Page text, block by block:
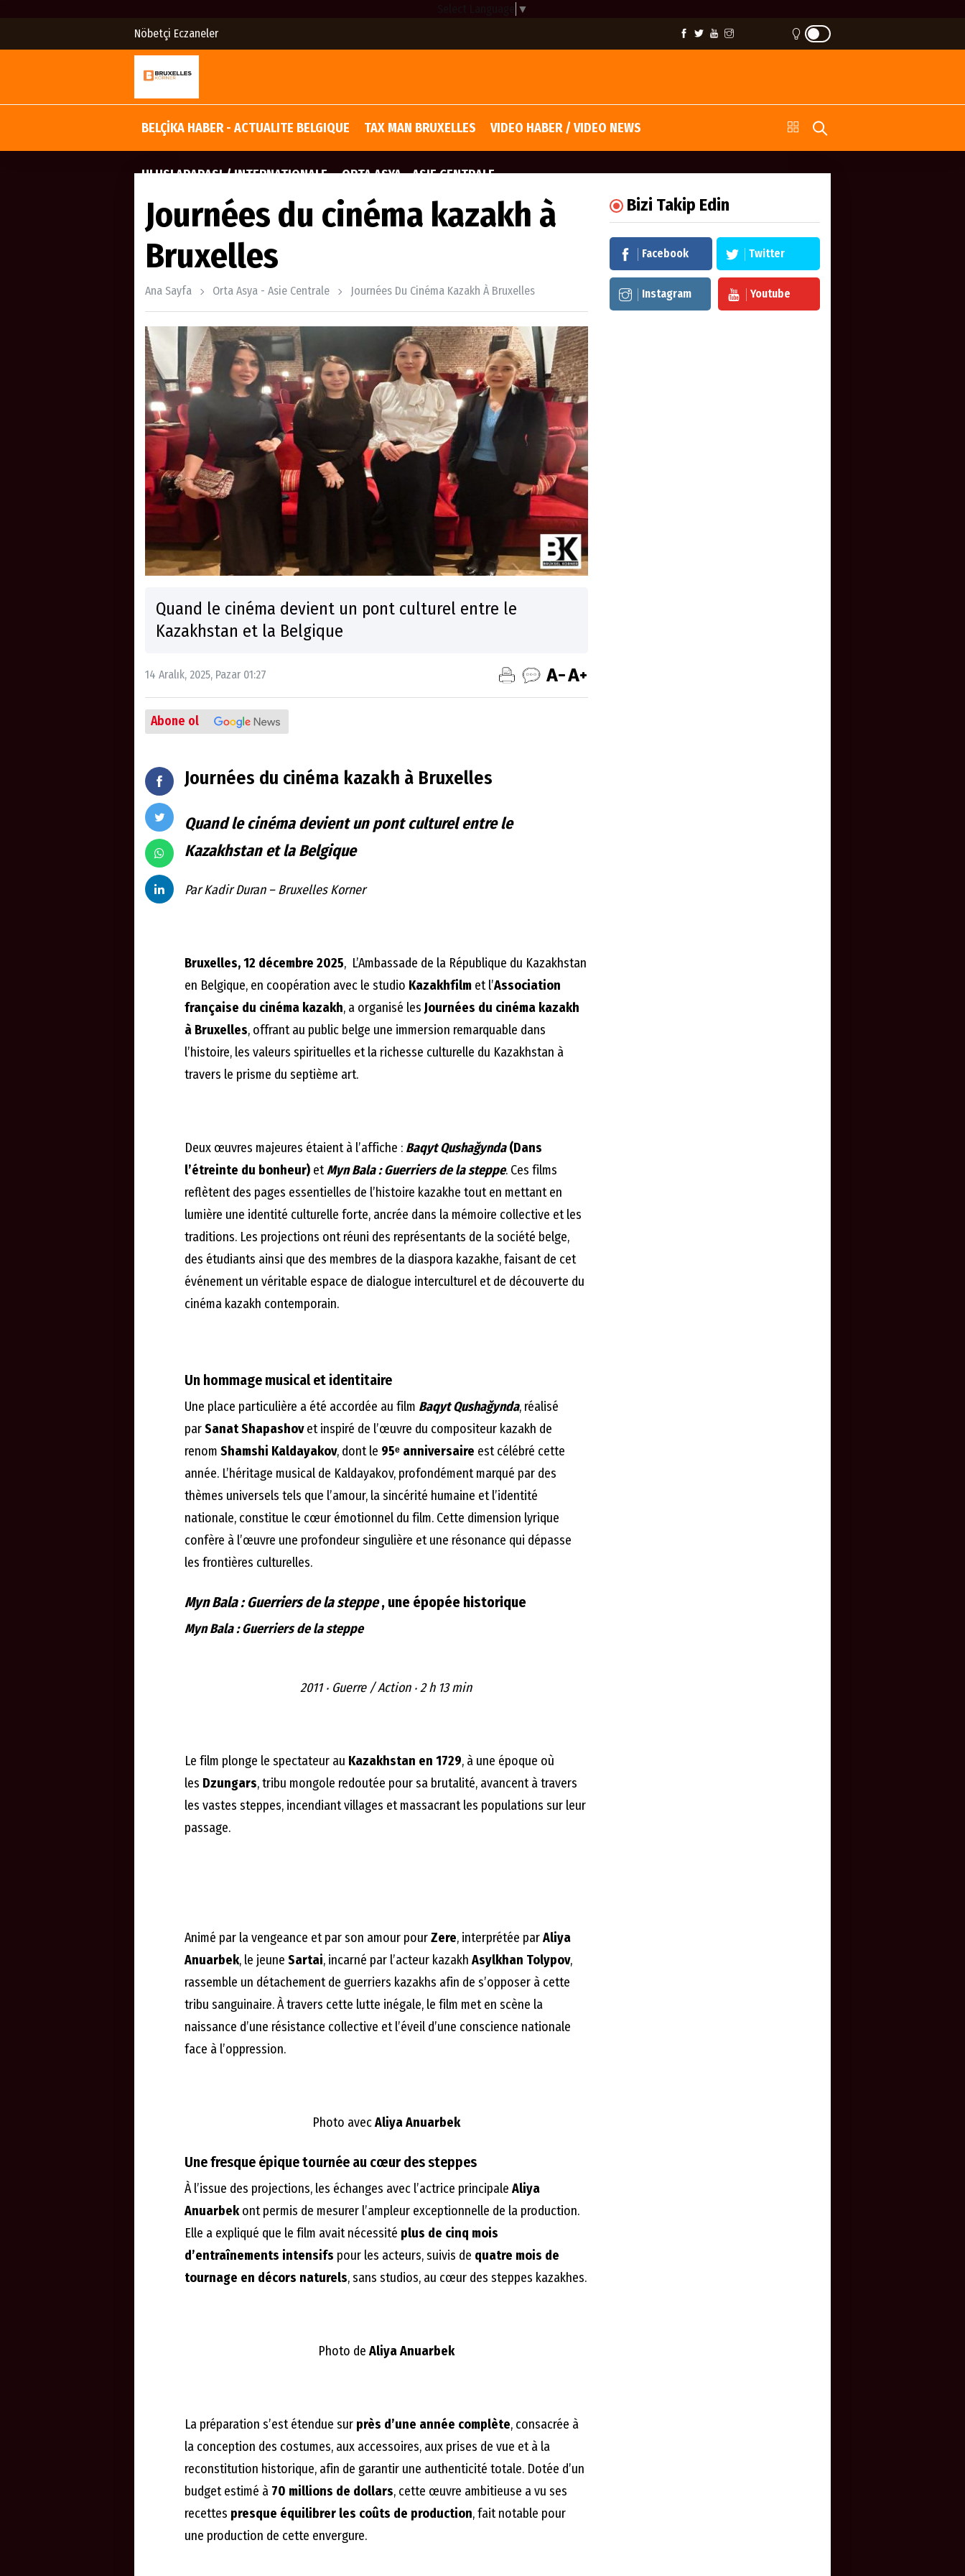
▼
Nöbetçi Eczaneler
BELÇİKA HABER - ACTUALITE BELGIQUE TAX MAN BRUXELLES VIDEO HABER / VIDEO NEWS
ULUSLARARASI / INTERNATIONALE ORTA ASYA - ASIE CENTRALE
Journées du cinéma kazakh à
Bruxelles
Ana Sayfa Orta Asya - Asie Centrale Journées Du Cinéma Kazakh À Bruxelles
Quand le cinéma devient un pont culturel entre le
Kazakhstan et la Belgique
14 Aralık, 2025, Pazar 01:27
Abone ol
Journées du cinéma kazakh à Bruxelles
Quand le cinéma devient un pont culturel entre le
Kazakhstan et la Belgique
Par Kadir Duran – Bruxelles Korner
Bruxelles, 12 décembre 2025, L’Ambassade de la République du Kazakhstan
en Belgique, en coopération avec le studio Kazakhfilm et l’Association
française du cinéma kazakh, a organisé les Journées du cinéma kazakh
à Bruxelles, offrant au public belge une immersion remarquable dans
l’histoire, les valeurs spirituelles et la richesse culturelle du Kazakhstan à
travers le prisme du septième art.
Deux œuvres majeures étaient à l’affiche : Baqyt Qushağynda(Dans
l’étreinte du bonheur) etMyn Bala : Guerriers de la steppe. Ces films
reflètent des pages essentielles de l’histoire kazakhe tout en mettant en
lumière une identité culturelle forte, ancrée dans la mémoire collective et les
traditions. Les projections ont réuni des représentants de la société belge,
des étudiants ainsi que des membres de la diaspora kazakhe, faisant de cet
événement un véritable espace de dialogue interculturel et de découverte du
cinéma kazakh contemporain.
Un hommage musical et identitaire
Une place particulière a été accordée au film Baqyt Qushağynda, réalisé
parSanat Shapashovet inspiré de l’œuvre du compositeur kazakh de
renom Shamshi Kaldayakov, dont le 95ᵉ anniversaire est célébré cette
année. L’héritage musical de Kaldayakov, profondément marqué par des
thèmes universels tels que l’amour, la sincérité humaine et l’identité
nationale, constitue le cœur émotionnel du film. Cette dimension lyrique
confère à l’œuvre une profondeur singulière et une résonance qui dépasse
les frontières culturelles.
Myn Bala : Guerriers de la steppe, une épopée historique
Myn Bala : Guerriers de la steppe
2011 ‧ Guerre / Action ‧ 2 h 13 min
Le film plonge le spectateur au Kazakhstan en 1729, à une époque où
les Dzungars, tribu mongole redoutée pour sa brutalité, avancent à travers
les vastes steppes, incendiant villages et massacrant les populations sur leur
passage.
Animé par la vengeance et par son amour pourZere, interprétée parAliya
Anuarbek, le jeune Sartai, incarné par l’acteur kazakh Asylkhan Tolypov,
rassemble un détachement de guerriers kazakhs afin de s’opposer à cette
tribu sanguinaire. À travers cette lutte inégale, le film met en scène la
naissance d’une résistance collective et l’éveil d’une conscience nationale
face à l’oppression.
Photo avecAliya Anuarbek
Une fresque épique tournée au cœur des steppes
À l’issue des projections, les échanges avec l’actrice principale Aliya
Anuarbekont permis de mesurer l’ampleur exceptionnelle de la production.
Elle a expliqué que le film avait nécessité plus de cinq mois
d’entraînements intensifs pour les acteurs, suivis de quatre mois de
tournage en décors naturels, sans studios, au cœur des steppes kazakhes.
Photo de Aliya Anuarbek
La préparation s’est étendue sur près d’une année complète, consacrée à
la conception des costumes, aux accessoires, aux prises de vue et à la
reconstitution historique, afin de garantir une authenticité totale. Dotée d’un
budget estimé à 70 millions de dollars, cette œuvre ambitieuse a vu ses
recettes presque équilibrer les coûts de production, fait notable pour
une production de cette envergure.
Bizi Takip Edin
Facebook Twitter
Instagram Youtube